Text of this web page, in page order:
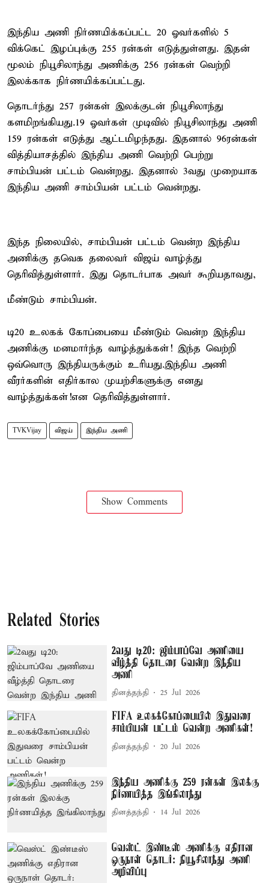
இந்திய அணி நிர்ணயிக்கப்பட்ட 20 ஓவர்களில் 5
விக்கெட் இழப்புக்கு 255 ரன்கள் எடுத்துள்ளது. இதன்
மூலம் நியூசிலாந்து அணிக்கு 256 ரன்கள் வெற்றி
இலக்காக நிர்ணயிக்கப்பட்டது.
தொடர்ந்து 257 ரன்கள் இலக்குடன் நியூசிலாந்து
களமிறங்கியது.19 ஓவர்கள் முடிவில் நியூசிலாந்து அணி
159 ரன்கள் எடுத்து ஆட்டமிழந்தது. இதனால் 96ரன்கள்
வித்தியாசத்தில் இந்திய அணி வெற்றி பெற்று
சாம்பியன் பட்டம் வென்றது. இதனால் 3வது முறையாக
இந்திய அணி சாம்பியன் பட்டம் வென்றது.
இந்த நிலையில், சாம்பியன் பட்டம் வென்ற இந்திய
அணிக்கு தவெக தலைவர் விஜய் வாழ்த்து
தெரிவித்துள்ளார். இது தொடர்பாக அவர் கூறியதாவது,
மீண்டும் சாம்பியன்.
டி20 உலகக் கோப்பையை மீண்டும் வென்ற இந்திய
அணிக்கு மனமார்ந்த வாழ்த்துக்கள்! இந்த வெற்றி
ஒவ்வொரு இந்தியருக்கும் உரியது.இந்திய அணி
வீரர்களின் எதிர்கால முயற்சிகளுக்கு எனது
வாழ்த்துக்கள்!என தெரிவித்துள்ளார்.
TVKVijay விஜய் இந்திய அணி
Show Comments
Related Stories
2வது டி20: ஜிம்பாப்வே அணியை
வீழ்த்தி தொடரை வென்ற இந்திய
அணி
தினத்தந்தி 25 Jul 2026
FIFA உலகக்கோப்பையில் இதுவரை
சாம்பியன் பட்டம் வென்ற அணிகள்!
தினத்தந்தி 20 Jul 2026
இந்திய அணிக்கு 259 ரன்கள் இலக்கு
நிர்ணயித்த இங்கிலாந்து
தினத்தந்தி 14 Jul 2026
வெஸ்ட் இண்டீஸ் அணிக்கு எதிரான
ஒருநாள் தொடர்: நியூசிலாந்து அணி
அறிவிப்பு